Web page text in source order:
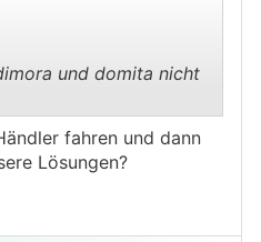
und domita nicht
fahren und dann
Lösungen?